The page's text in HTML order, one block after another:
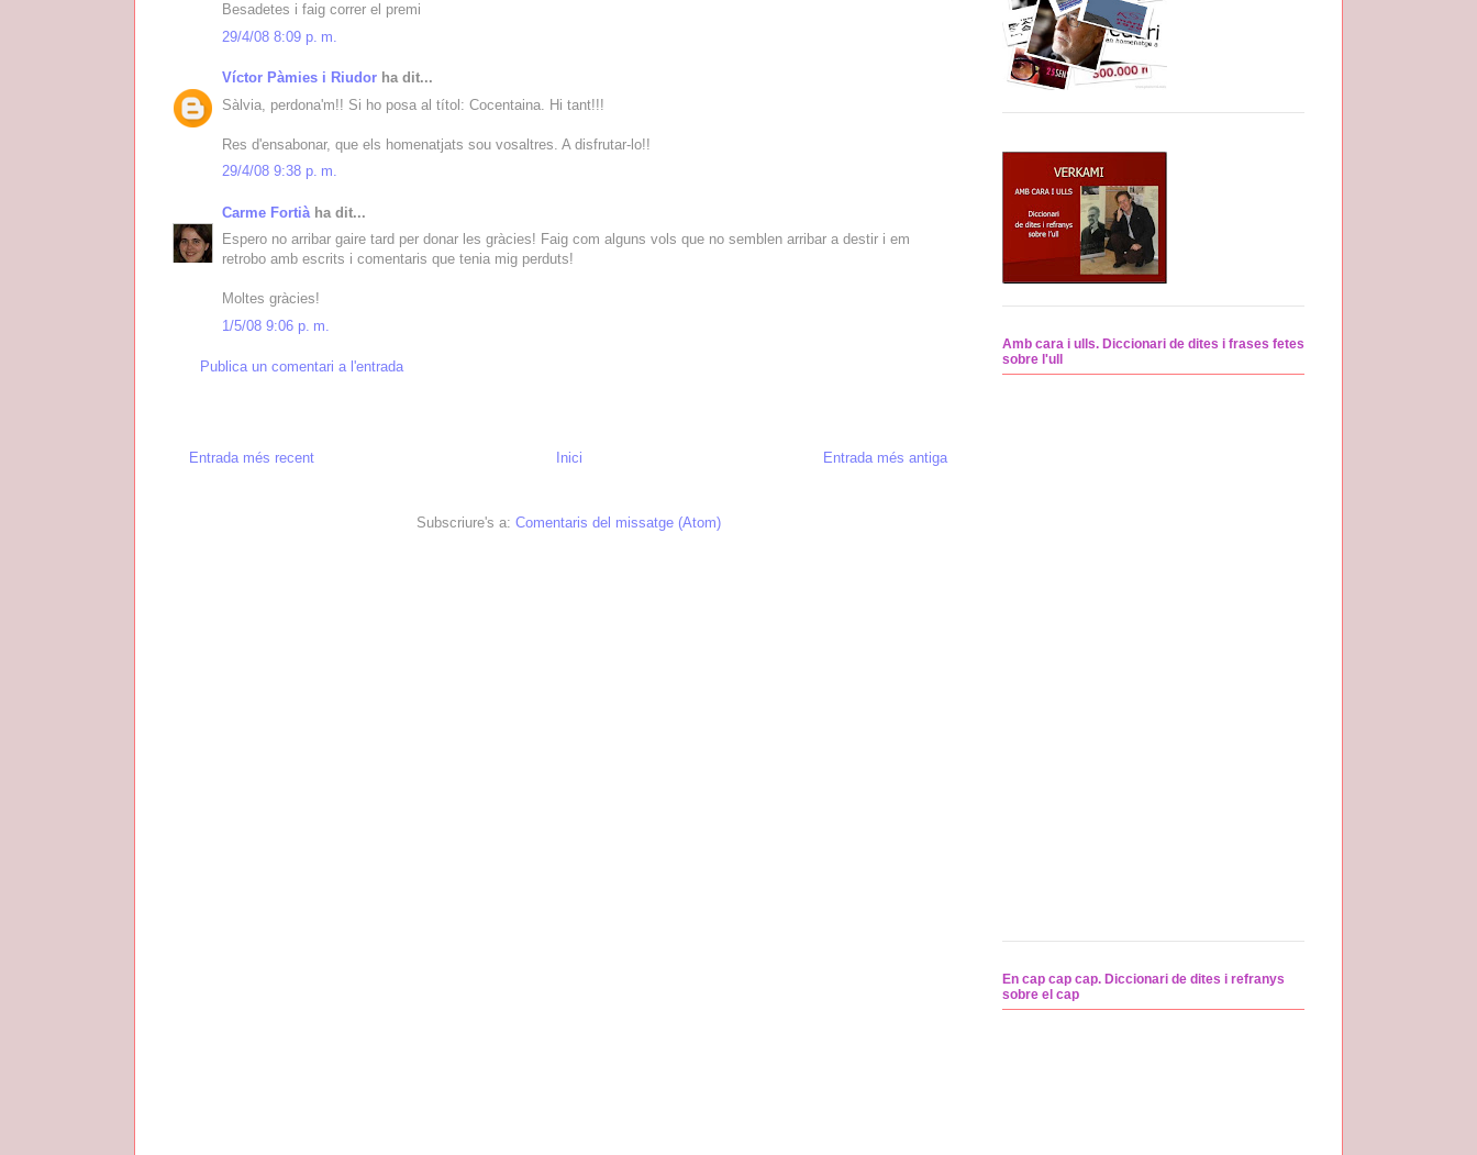
Besadetes i faig correr el premi
29/4/08 8:09 p. m.
Víctor Pàmies i Riudor ha dit...
Sàlvia, perdona'm!! Si ho posa al títol: Cocentaina. Hi tant!!!
Res d'ensabonar, que els homenatjats sou vosaltres. A disfrutar-lo!!
29/4/08 9:38 p. m.
Carme Fortià ha dit...
Espero no arribar gaire tard per donar les gràcies! Faig com alguns vols que no semblen arribar a destir i em
retrobo amb escrits i comentaris que tenia mig perduts!
Moltes gràcies!
1/5/08 9:06 p. m.
Publica un comentari a l'entrada
Entrada més recent Entrada més antiga
Inici
Subscriure's a: Comentaris del missatge (Atom)
Amb cara i ulls. Diccionari de dites i frases fetes
sobre l'ull
En cap cap cap. Diccionari de dites i refranys
sobre el cap